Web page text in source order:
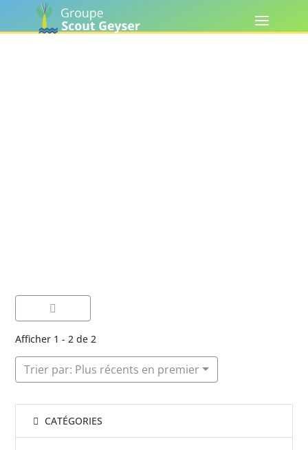
Afficher 1 - 2 de 2
Trier par: Plus récents en premier
CATÉGORIES